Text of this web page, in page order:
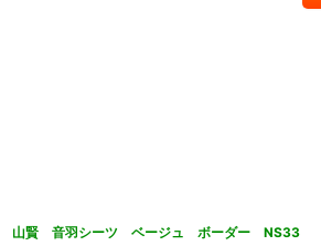
山賢 音羽シーツ ベージュ ボーダー NS33